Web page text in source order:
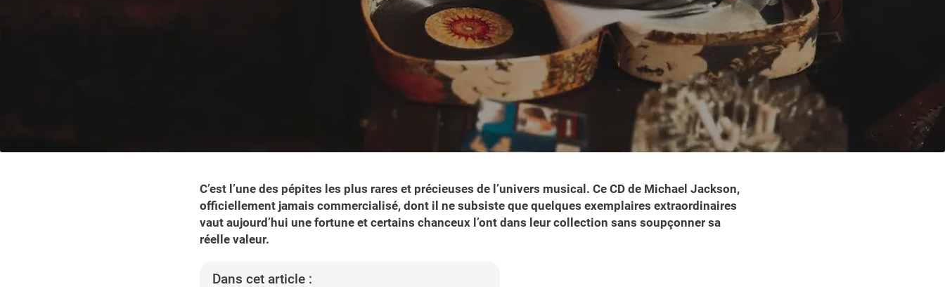
C’est l’une des pépites les plus rares et précieuses de l’univers musical. Ce CD de Michael Jackson,
officiellement jamais commercialisé, dont il ne subsiste que quelques exemplaires extraordinaires
vaut aujourd’hui une fortune et certains chanceux l’ont dans leur collection sans soupçonner sa
réelle valeur.
Dans cet article :